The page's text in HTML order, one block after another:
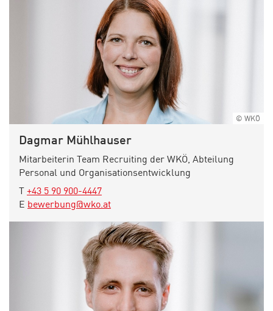
© WKÖ
Dagmar Mühlhauser
Mitarbeiterin Team Recruiting der WKÖ, Abteilung
Personal und Organisationsentwicklung
Telefon:
+43 5 90 900-4447
E -Mail:
bewerbung@wko.at